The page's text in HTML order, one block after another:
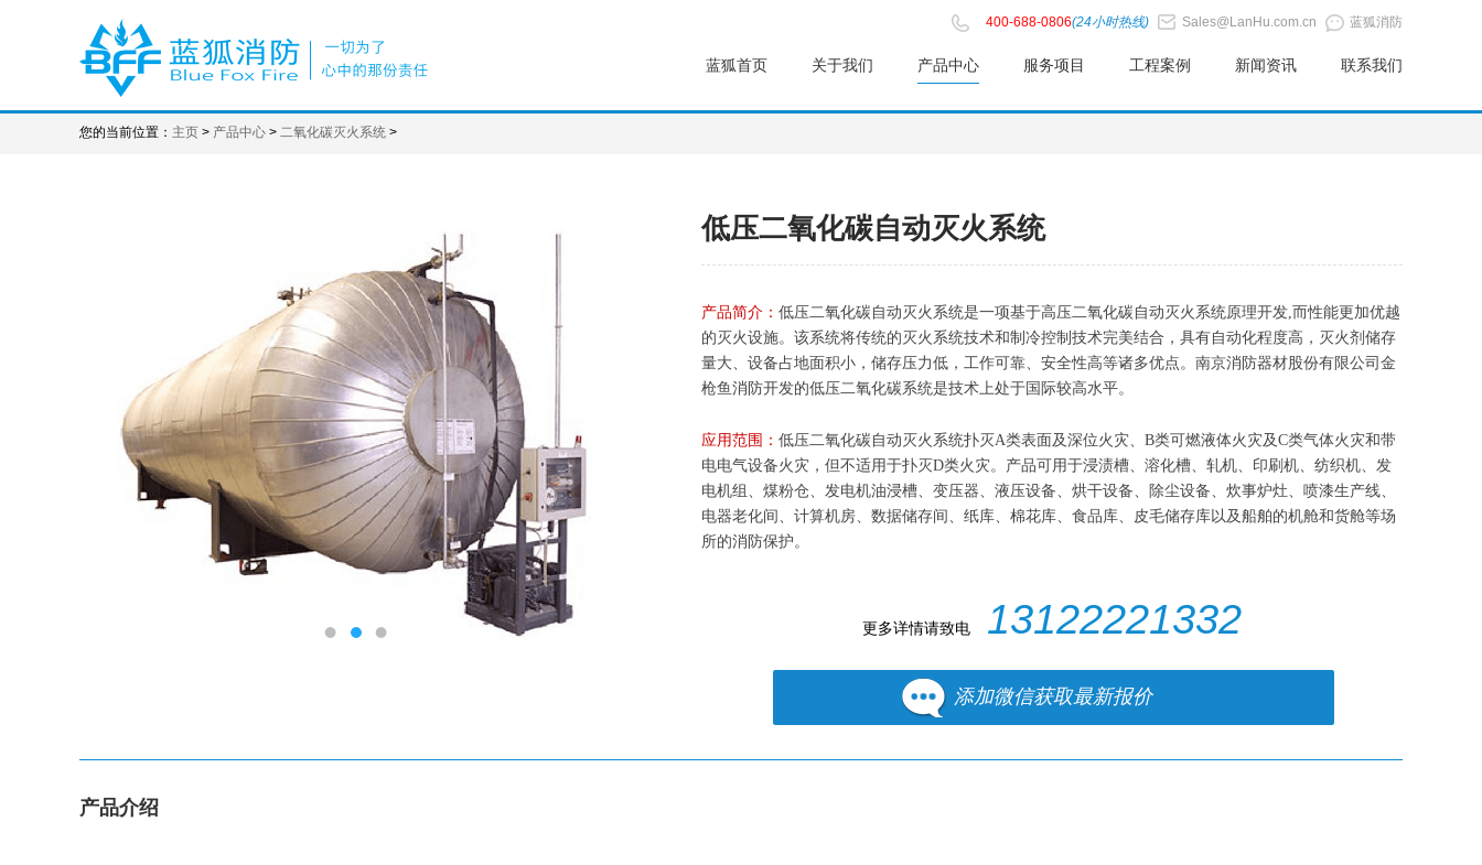
400-688-0806(24小时热线) Sales@LanHu.com.cn 蓝狐消防
蓝狐首页 关于我们 产品中心 服务项目 工程案例 新闻资讯 联系我们
您的当前位置： 主页 > 产品中心 > 二氧化碳灭火系统 >
低压二氧化碳自动灭火系统
产品简介： 低压二氧化碳自动灭火系统是一项基于高压二氧化碳自动灭火系统原理开发,而性能更加优越
的灭火设施。该系统将传统的灭火系统技术和制冷控制技术完美结合，具有自动化程度高，灭火剂储存
量大、设备占地面积小，储存压力低，工作可靠、安全性高等诸多优点。南京消防器材股份有限公司金
枪鱼消防开发的低压二氧化碳系统是技术上处于国际较高水平。
应用范围： 低压二氧化碳自动灭火系统扑灭A类表面及深位火灾、B类可燃液体火灾及C类气体火灾和带
电电气设备火灾，但不适用于扑灭D类火灾。产品可用于浸渍槽、溶化槽、轧机、印刷机、纺织机、发
电机组、煤粉仓、发电机油浸槽、变压器、液压设备、烘干设备、除尘设备、炊事炉灶、喷漆生产线、
电器老化间、计算机房、数据储存间、纸库、棉花库、食品库、皮毛储存库以及船舶的机舱和货舱等场
所的消防保护。
更多详情请致电 13122221332
添加微信获取最新报价
产品介绍